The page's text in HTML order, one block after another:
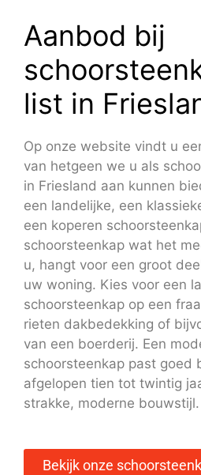
Aanbod bij
list in
Op onze website vindt u
van hetgeen we u als
in Friesland aan kunnen
een landelijke, een
een koperen
schoorsteenkap wat het
u, hangt voor een groot
uw woning. Kies voor een
schoorsteenkap op een
rieten dakbedekking of
van een boerderij. Een
schoorsteenkap past goed
afgelopen tien tot twintig
strakke, moderne bouwstijl.
Bekijk onze